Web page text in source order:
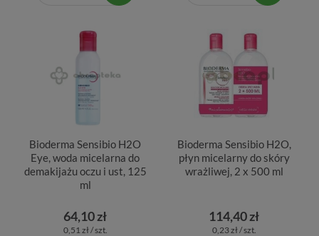
Bioderma Sensibio H2O
Eye, woda micelarna do
demakijażu oczu i ust, 125
ml
64,10 zł
0,51 zł / szt.
Bioderma Sensibio H2O,
płyn micelarny do skóry
wrażliwej, 2 x 500 ml
114,40 zł
0,23 zł / szt.